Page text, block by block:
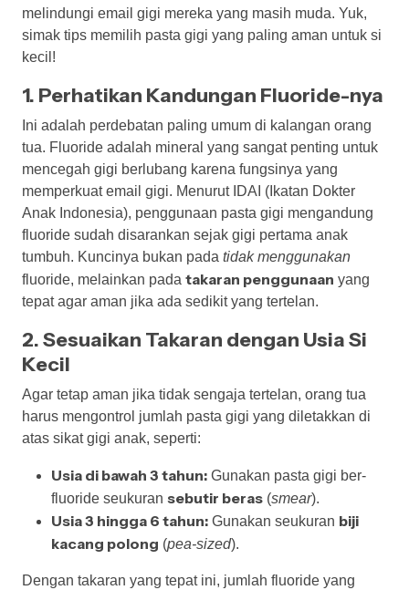
melindungi email gigi mereka yang masih muda. Yuk,
simak tips memilih pasta gigi yang paling aman untuk si
kecil!
1. Perhatikan Kandungan Fluoride-nya
Ini adalah perdebatan paling umum di kalangan orang
tua. Fluoride adalah mineral yang sangat penting untuk
mencegah gigi berlubang karena fungsinya yang
memperkuat email gigi. Menurut IDAI (Ikatan Dokter
Anak Indonesia), penggunaan pasta gigi mengandung
fluoride sudah disarankan sejak gigi pertama anak
tumbuh. Kuncinya bukan pada tidak menggunakan
fluoride, melainkan pada takaran penggunaan yang
tepat agar aman jika ada sedikit yang tertelan.
2. Sesuaikan Takaran dengan Usia Si
Kecil
Agar tetap aman jika tidak sengaja tertelan, orang tua
harus mengontrol jumlah pasta gigi yang diletakkan di
atas sikat gigi anak, seperti:
Usia di bawah 3 tahun: Gunakan pasta gigi ber-
fluoride seukuran sebutir beras (smear).
Usia 3 hingga 6 tahun: Gunakan seukuran biji
kacang polong (pea-sized).
Dengan takaran yang tepat ini, jumlah fluoride yang